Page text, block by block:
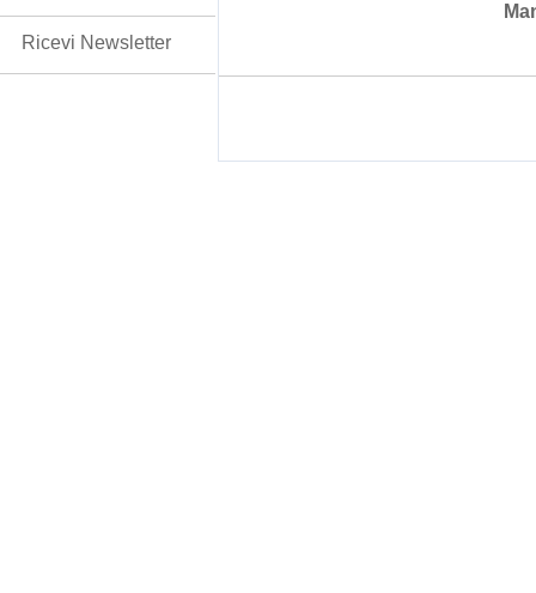
Ricevi Newsletter